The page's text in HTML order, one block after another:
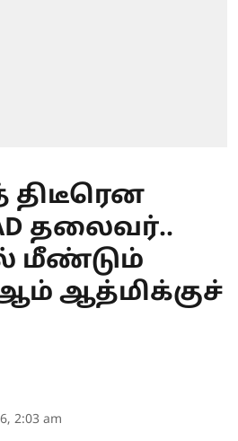
திடீரென
தலைவர்..
மீண்டும்
ஆத்மிக்குச்
2:03 am